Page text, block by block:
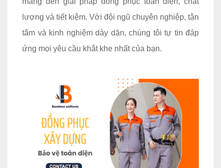
lượng và tiết kiệm. Với đội ngũ chuyên nghiệp, tận
tâm và kinh nghiệm dày dặn, chúng tôi tự tin đáp
ứng mọi yêu cầu khắt khe nhất của bạn.